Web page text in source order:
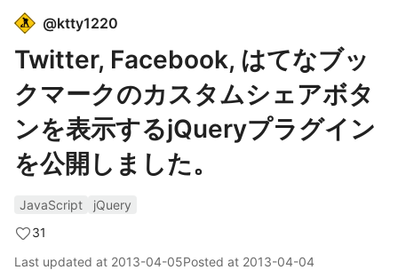
@ktty1220
Twitter, Facebook, はてなブッ
クマークのカスタムシェアボタ
ンを表示するjQueryプラグイン
を公開しました。
JavaScript
jQuery
31
Last updated at 2013-04-05Posted at 2013-04-04